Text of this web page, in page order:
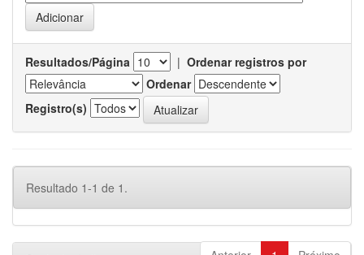
Resultados/Página | Ordenar registros por
Ordenar
Registro(s)
Resultado 1-1 de 1.